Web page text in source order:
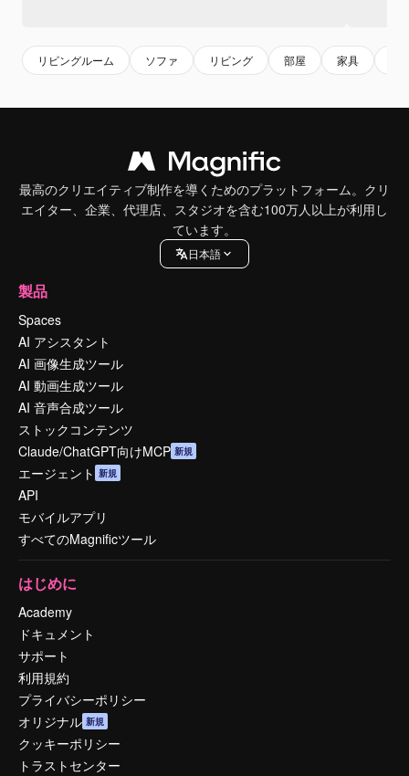
リビングルーム ソファ リビング 部屋 家具
最高のクリエイティブ制作を導くためのプラットフォーム。クリ
エイター、企業、代理店、スタジオを含む100万人以上が利用し
ています。
日本語
製品
Spaces
AI アシスタント
AI 画像生成ツール
AI 動画生成ツール
AI 音声合成ツール
ストックコンテンツ
Claude/ChatGPT向けMCP 新規
エージェント 新規
API
モバイルアプリ
すべてのMagnificツール
はじめに
Academy
ドキュメント
サポート
利用規約
プライバシーポリシー
オリジナル 新規
クッキーポリシー
トラストセンター